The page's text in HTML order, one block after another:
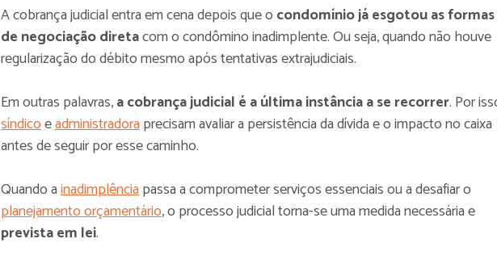
A cobrança judicial entra em cena depois que o condomínio já esgotou as formas
de negociação diretacom o condômino inadimplente. Ou seja, quando não houve
regularização do débito mesmo após tentativas extrajudiciais.
Em outras palavras,a cobrança judicial é a última instância a se recorrer. Por
síndicoeadministradoraprecisam avaliar a persistência da dívida e o impacto no caixa
antes de seguir por esse caminho.
Quando ainadimplênciapassa a comprometer serviços essenciais ou a desafiar o
planejamento orçamentário, o processo judicial torna-se uma medida necessária e
prevista em lei.